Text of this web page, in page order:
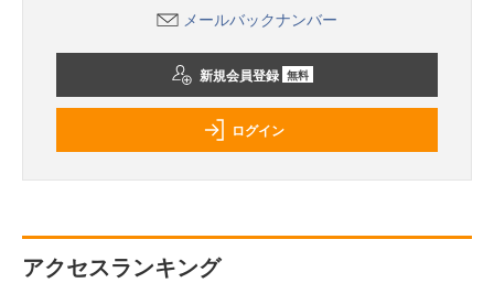
メールバックナンバー
新規会員登録 無料
ログイン
アクセスランキング